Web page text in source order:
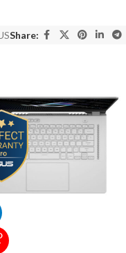
Share: